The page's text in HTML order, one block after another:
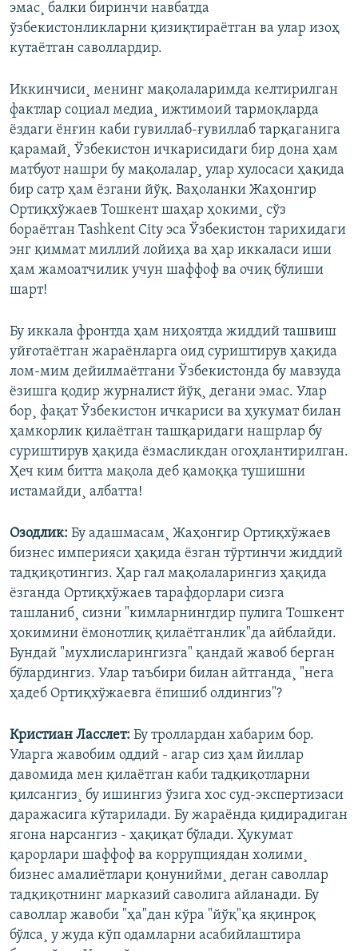
эмас¸ балки биринчи навбатда
ўзбекистонликларни қизиқтираëтган ва улар изоҳ
кутаëтган саволлардир.
Иккинчиси¸ менинг мақолаларимда келтирилган
фактлар социал медиа¸ ижтимоий тармоқларда
ëздаги ëнғин каби гувиллаб-ғувиллаб тарқаганига
қарамай¸ Ўзбекистон ичкарисидаги бир дона ҳам
матбуот нашри бу мақолалар¸ улар хулосаси ҳақида
бир сатр ҳам ëзгани йўқ. Ваҳоланки Жаҳонгир
Ортиқхўжаев Тошкент шаҳар ҳокими¸ сўз
бораëтган Tashkent City эса Ўзбекистон тарихидаги
энг қиммат миллий лойиҳа ва ҳар иккаласи иши
ҳам жамоатчилик учун шаффоф ва очиқ бўлиши
шарт!
Бу иккала фронтда ҳам ниҳоятда жиддий ташвиш
уйғотаëтган жараëнларга оид суриштирув ҳақида
лом-мим дейилмаëтгани Ўзбекистонда бу мавзуда
ëзишга қодир журналист йўқ¸ дегани эмас. Улар
бор¸ фақат Ўзбекистон ичкариси ва ҳукумат билан
ҳамкорлик қилаëтган ташқаридаги нашрлар бу
суриштирув ҳақида ëзмасликдан огоҳлантирилган.
Ҳеч ким битта мақола деб қамоққа тушишни
истамайди¸ албатта!
Озодлик: Бу адашмасам¸ Жаҳонгир Ортиқхўжаев
бизнес империяси ҳақида ëзган тўртинчи жиддий
тадқиқотингиз. Ҳар гал мақолаларингиз ҳақида
ëзганда Ортиқхўжаев тарафдорлари сизга
ташланиб¸ сизни "кимларнингдир пулига Тошкент
ҳокимини ëмонотлиқ қилаëтганлик"да айблайди.
Бундай "мухлисларингизга" қандай жавоб берган
бўлардингиз. Улар таъбири билан айтганда¸ "нега
ҳадеб Ортиқхўжаевга ëпишиб олдингиз"?
Кристиан Ласслет: Бу троллардан хабарим бор.
Уларга жавобим оддий - агар сиз ҳам йиллар
давомида мен қилаëтган каби тадқиқотларни
қилсангиз¸ бу ишингиз ўзига хос суд-экспертизаси
даражасига кўтарилади. Бу жараëнда қидирадиган
ягона нарсангиз - ҳақиқат бўлади. Ҳукумат
қарорлари шаффоф ва коррупциядан холими¸
бизнес амалиëтлари қонунийми¸ деган саволлар
тадқиқотнинг марказий саволига айланади. Бу
саволлар жавоби "ҳа"дан кўра "йўқ"қа яқинроқ
бўлса¸ у жуда кўп одамларни асабийлаштира